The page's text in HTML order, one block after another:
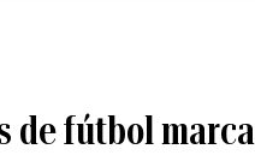
de fútbol